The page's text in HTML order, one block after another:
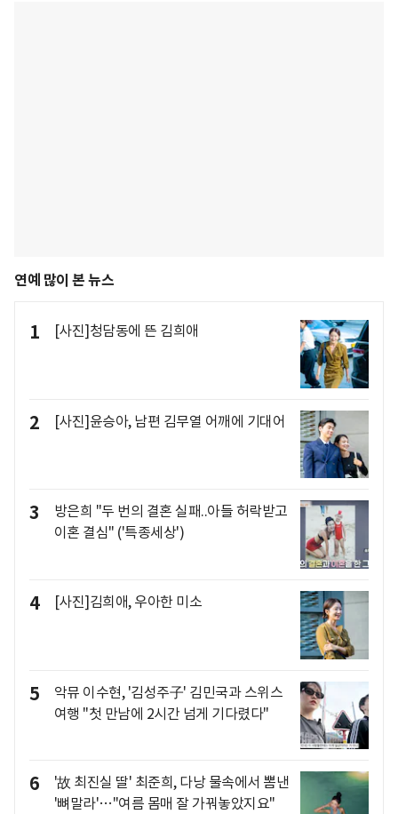
연예 많이 본 뉴스
1 [사진]청담동에 뜬 김희애
2 [사진]윤승아, 남편 김무열 어깨에 기대어
3
방은희 "두 번의 결혼 실패..아들 허락받고
이혼 결심" ('특종세상')
4 [사진]김희애, 우아한 미소
5
악뮤 이수현, '김성주子' 김민국과 스위스
여행 "첫 만남에 2시간 넘게 기다렸다"
6
'故 최진실 딸' 최준희, 다낭 물속에서 뽐낸
'뼈말라'…"여름 몸매 잘 가꿔놓았지요"